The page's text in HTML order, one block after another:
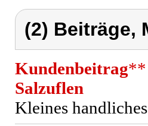
(2) Beiträge,
Kundenbeitrag**
Salzuflen
Kleines